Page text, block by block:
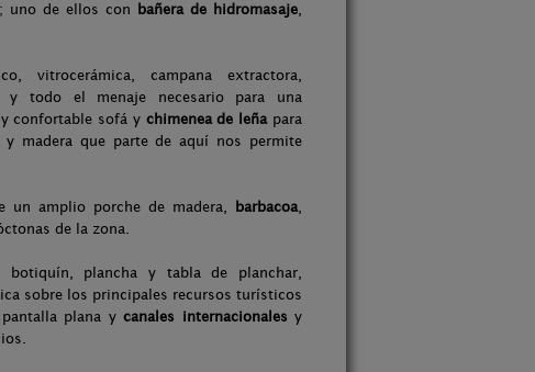
uno de ellos con bañera de hidromasaje,
vitrocerámica, campana extractora,
y todo el menaje necesario para una
confortable sofá y chimenea de leñapara
madera que parte de aquí nos permite
un amplio porche de madera, barbacoa,
de la zona.
botiquín, plancha y tabla de planchar,
sobre los principales recursos turísticos
plana ycanales internacionales y